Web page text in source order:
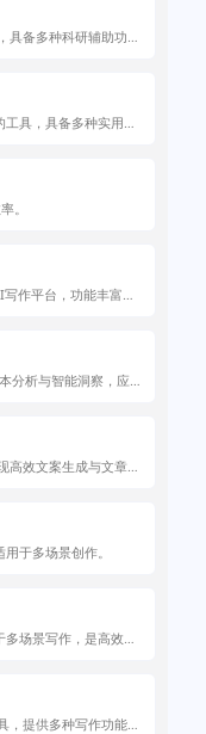
具备多种科研辅助功
具，具备多种实用功
。
作平台，功能丰富，
析与智能洞察，应用
效文案生成与文章创
于多场景创作。
场景写作，是高效写
提供多种写作功能，